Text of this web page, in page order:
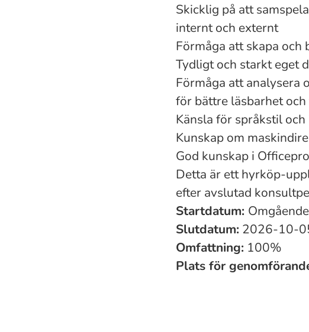
Skicklig på att
internt och externt
Förmåga att skapa och
Tydligt och starkt eget
Förmåga att analysera
för bättre läsbarhet
Känsla för språkstil
Kunskap om
God kunskap i
Detta är ett hyrköp-
efter avslutad
Startdatum: Omgående
Slutdatum: 2026-10-
Omfattning: 100%
Plats för